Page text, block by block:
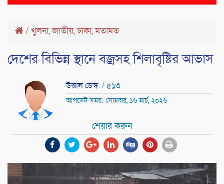
/ খুলনা,জাতীয়,ঢাকা,মতামত
দেশের বিভিন্ন স্থানে বজ্রসহ শিলাবৃষ্টির আভাস
উত্তাল ডেস্ক:/ ৫১৩
আপডেট সময়: সোমবার, ১৬ মার্চ, ২০২৬
শেয়ার করুন